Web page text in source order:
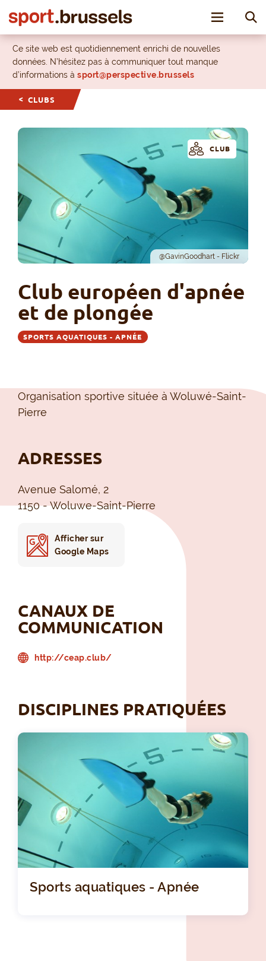
Toggle
Ce site web est quotidiennement enrichi de nouvelles
données. N’hésitez pas à communiquer tout manque
d’informations à sport@perspective.brussels
CLUBS
@GavinGoodhart - Flickr
CLUB
Club européen d'apnée
et de plongée
SPORTS AQUATIQUES - APNÉE
Organisation sportive située à Woluwé-Saint-
Pierre
ADRESSES
Avenue Salomé, 2
1150 - Woluwe-Saint-Pierre
Afficher sur
Google Maps
CANAUX DE
COMMUNICATION
http://ceap.club/
DISCIPLINES PRATIQUÉES
Sports aquatiques - Apnée